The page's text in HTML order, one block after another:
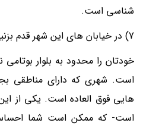
شناسی است.
7) در خیابان های این شهر قدم بزنید.
خودتان را محدود به بلوار
هایی فوق العاده است. یکی از
است- که ممکن است شما احساس